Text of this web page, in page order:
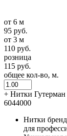
от 6 м
95 руб.
от 3 м
110 руб.
розница
115 руб.
общее кол-во, м.
+ Нитки Гутерман
6044000
Нитки
для